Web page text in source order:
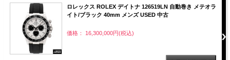
ロレックス ROLEX デイトナ 126519LN 自動巻き メテオラ
イト/ブラック 40mm メンズ USED 中古
価格： 16,300,000円(税込)